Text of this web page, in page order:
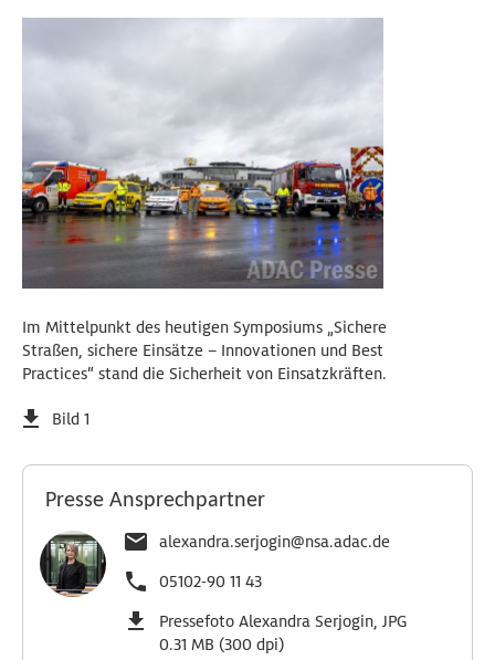
Im Mittelpunkt des heutigen Symposiums „Sichere
Straßen, sichere Einsätze – Innovationen und Best
Practices“ stand die Sicherheit von Einsatzkräften.
Bild 1
Presse Ansprechpartner
alexandra.serjogin@nsa.adac.de
05102-90 11 43
Pressefoto Alexandra Serjogin, JPG
0.31 MB (300 dpi)